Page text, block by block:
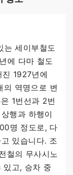
는 세이부철도
에 다마 철도
1927년에
의 역명으로 변
1번선과 2번
행과 하행이
명 정도로, 다
있습니다. 조
철의 무사시노
있고, 승차 중